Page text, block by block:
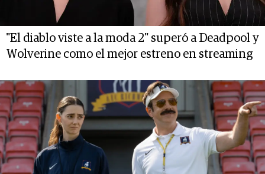
"El diablo viste a la moda 2" superó a Deadpool y
Wolverine como el mejor estreno en streaming